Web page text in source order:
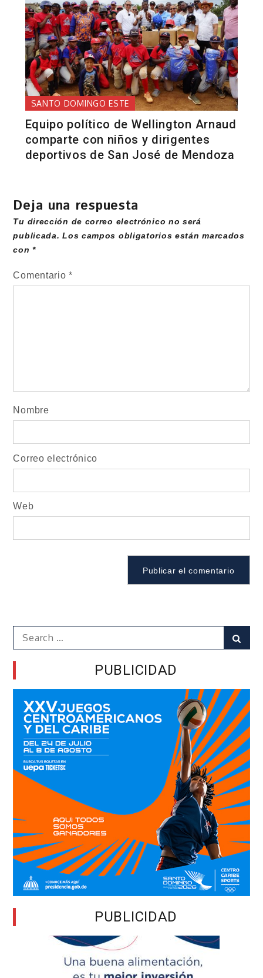
SANTO DOMINGO ESTE
Equipo político de Wellington Arnaud
comparte con niños y dirigentes
deportivos de San José de Mendoza
Deja una respuesta
Tu dirección de correo electrónico no será
publicada. Los campos obligatorios están marcados
con*
Comentario*
Nombre
Correo electrónico
Web
Search
for:
PUBLICIDAD
PUBLICIDAD